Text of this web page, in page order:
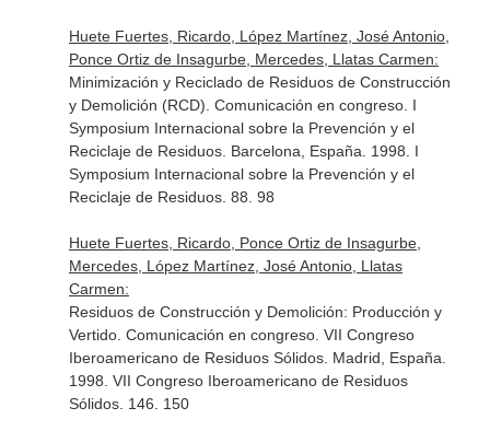
Huete Fuertes, Ricardo, López Martínez, José Antonio,
Ponce Ortiz de Insagurbe, Mercedes, Llatas Carmen:
Minimización y Reciclado de Residuos de Construcción
y Demolición (RCD). Comunicación en congreso. I
Symposium Internacional sobre la Prevención y el
Reciclaje de Residuos. Barcelona, España. 1998. I
Symposium Internacional sobre la Prevención y el
Reciclaje de Residuos. 88. 98
Huete Fuertes, Ricardo, Ponce Ortiz de Insagurbe,
Mercedes, López Martínez, José Antonio, Llatas
Carmen:
Residuos de Construcción y Demolición: Producción y
Vertido. Comunicación en congreso. VII Congreso
Iberoamericano de Residuos Sólidos. Madrid, España.
1998. VII Congreso Iberoamericano de Residuos
Sólidos. 146. 150